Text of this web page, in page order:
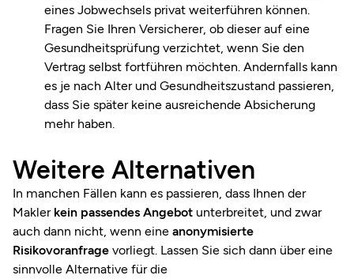
eines Jobwechsels privat weiterführen können.
Fragen Sie Ihren Versicherer, ob dieser auf eine
Gesundheitsprüfung verzichtet, wenn Sie den
Vertrag selbst fortführen möchten. Andernfalls kann
es je nach Alter und Gesundheitszustand passieren,
dass Sie später keine ausreichende Absicherung
mehr haben.
Weitere Alternativen
In manchen Fällen kann es passieren, dass Ihnen der
Makler kein passendes Angebot unterbreitet, und zwar
auch dann nicht, wenn eine anonymisierte
Risikovoranfrage vorliegt. Lassen Sie sich dann über eine
sinnvolle Alternative für die